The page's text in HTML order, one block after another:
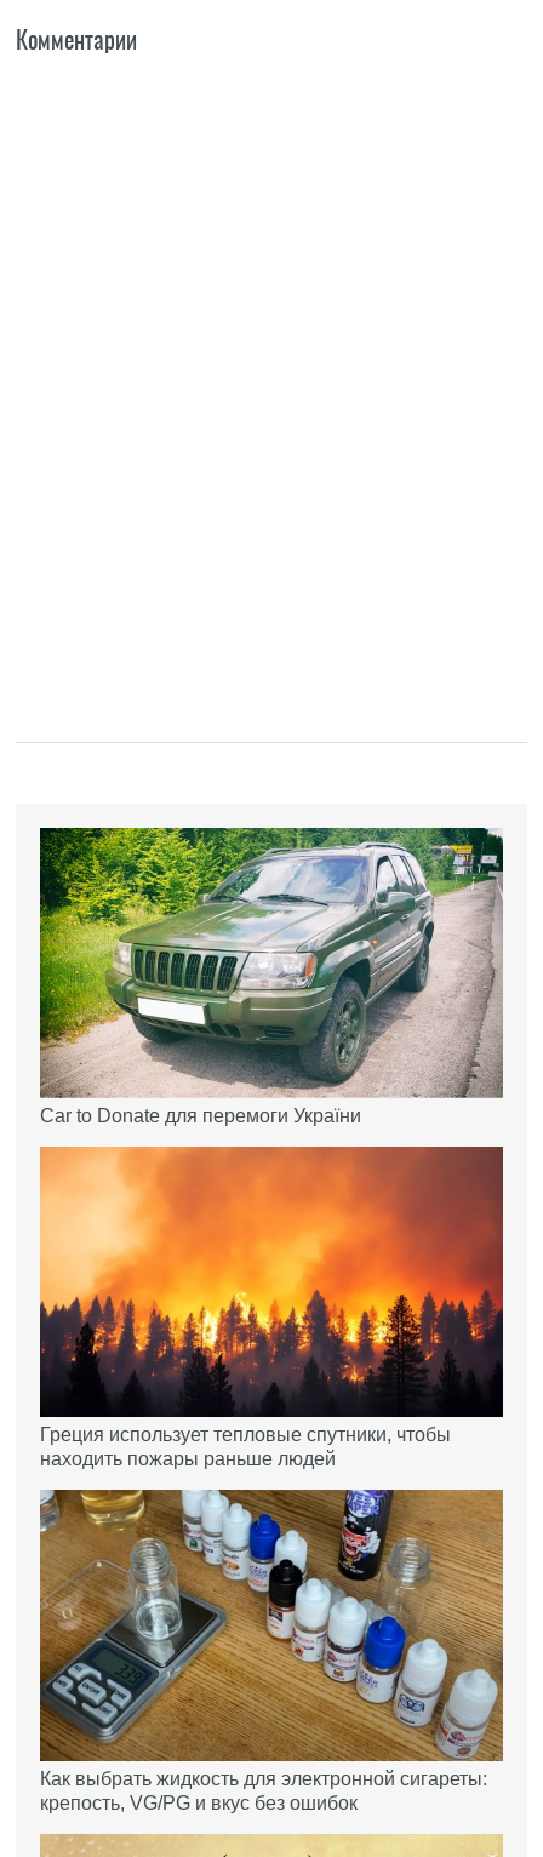
Комментарии
Car to Donate для перемоги України
Греция использует тепловые спутники, чтобы
находить пожары раньше людей
Как выбрать жидкость для электронной сигареты:
крепость, VG/PG и вкус без ошибок